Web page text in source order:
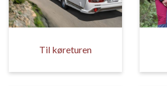
Til køreturen